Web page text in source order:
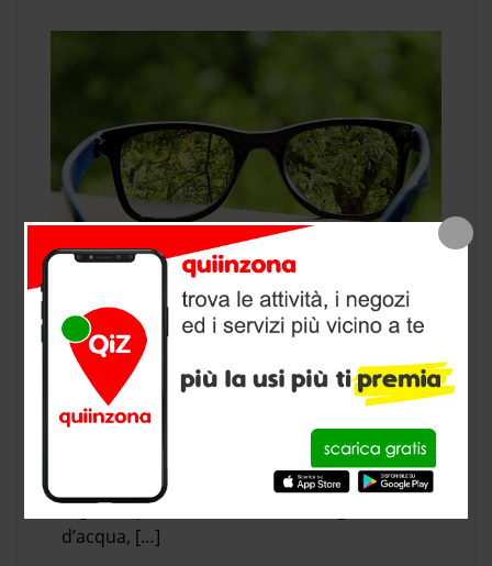
Chiunque indossi un paio di occhiali deve fare
i conti con la costante presenza di piccole
macchie, polvere, patine che si cerca di pulire
continuamente. A volte la pulizia degli occhiali
da vista, cosi come gli occhiali da sole, è un
vero incubo, si usa qualunque cosa per
togliere quella fastidiosa ditata o goccia
d’acqua, […]